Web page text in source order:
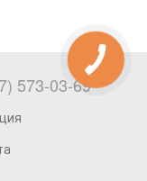
573-03-69